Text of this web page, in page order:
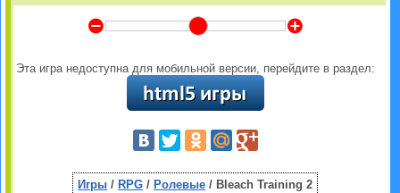
Y Z
Эта игра недоступна для мобильной версии, перейдите в раздел:
Игры / RPG / Ролевые / Bleach Training 2